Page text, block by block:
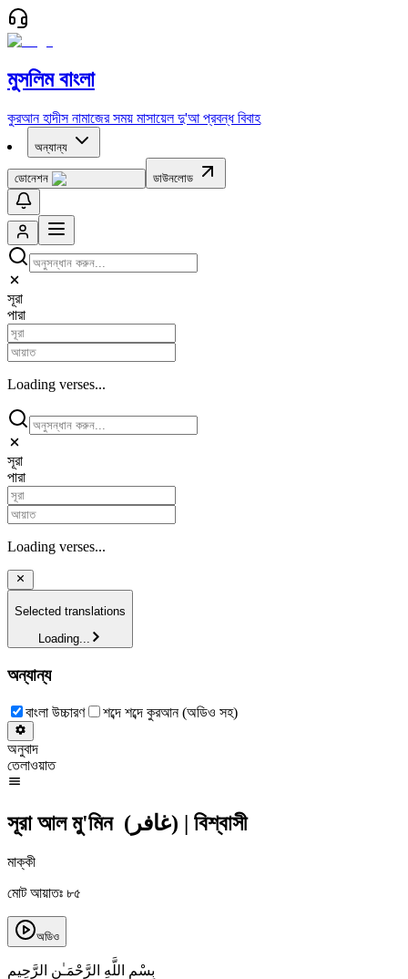
মুসলিম বাংলা
কুরআন হাদীস নামাজের সময় মাসায়েল দু'আ প্রবন্ধ বিবাহ
অন্যান্য
ডোনেশন ডাউনলোড
সূরা
পারা
Loading verses...
সূরা
পারা
Loading verses...
Selected translations
Loading...
অন্যান্য
বাংলা উচ্চারণ শব্দে শব্দে কুরআন (অডিও সহ)
অনুবাদ
তেলাওয়াত
সূরা আল মু'মিন ( غافر) | বিশ্বাসী
মাক্কী
মোট আয়াতঃ ৮৫
অডিও
بِسْمِ اللَّهِ الرَّحْمَـٰنِ الرَّحِيمِ